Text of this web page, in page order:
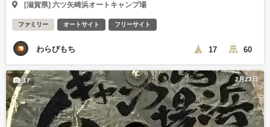
[滋賀県] 六ツ矢崎浜オートキャンプ場
ファミリー オートサイト フリーサイト
わらびもち 17 60
2月23日
17